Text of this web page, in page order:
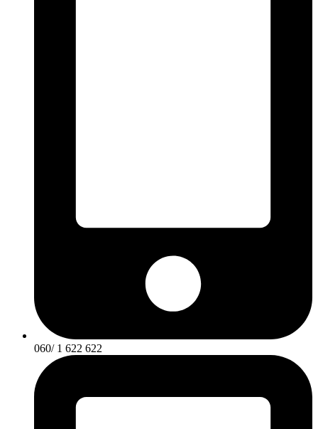
060/ 1 622 622